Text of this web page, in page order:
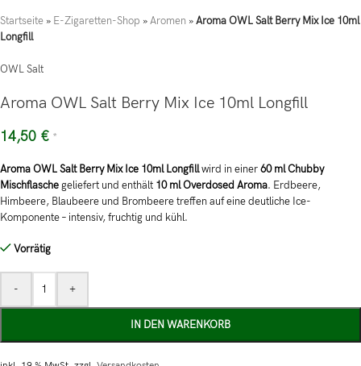
Startseite » E-Zigaretten-Shop »Aromen »Aroma OWL Salt Berry Mix Ice 10ml
Longfill
OWL Salt
Aroma OWL Salt Berry Mix Ice 10ml Longfill
14,50 € *
Aroma OWL Salt Berry Mix Ice 10ml Longfillwird in einer60 ml Chubby
Mischflaschegeliefert und enthält 10 ml Overdosed Aroma. Erdbeere,
Himbeere, Blaubeere und Brombeere treffen auf eine deutliche Ice-
Komponente – intensiv, fruchtig und kühl.
Vorrätig
- +
IN DEN WARENKORB